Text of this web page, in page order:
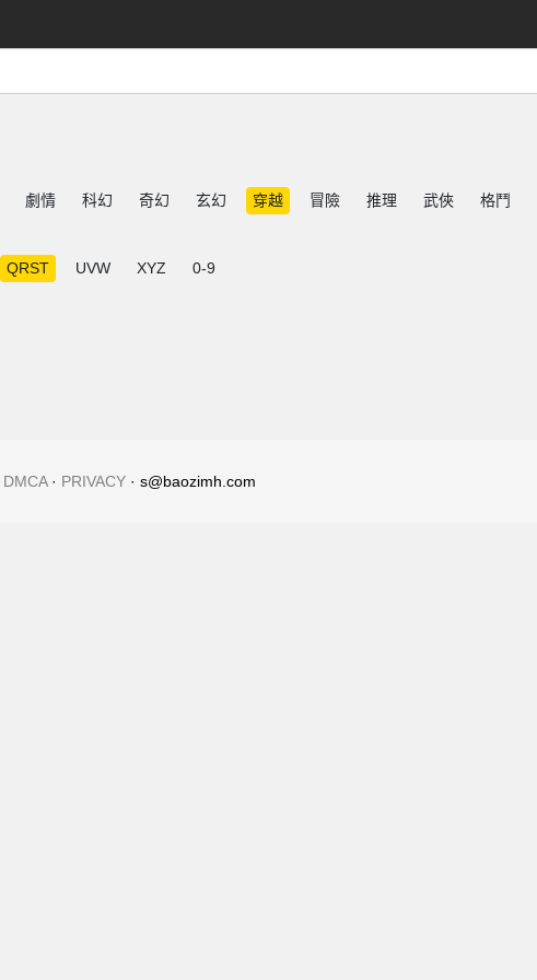
劇情 科幻 奇幻 玄幻 穿越 冒險 推理 武俠 格鬥
QRST UVW XYZ 0-9
DMCA· PRIVACY · s@baozimh.com